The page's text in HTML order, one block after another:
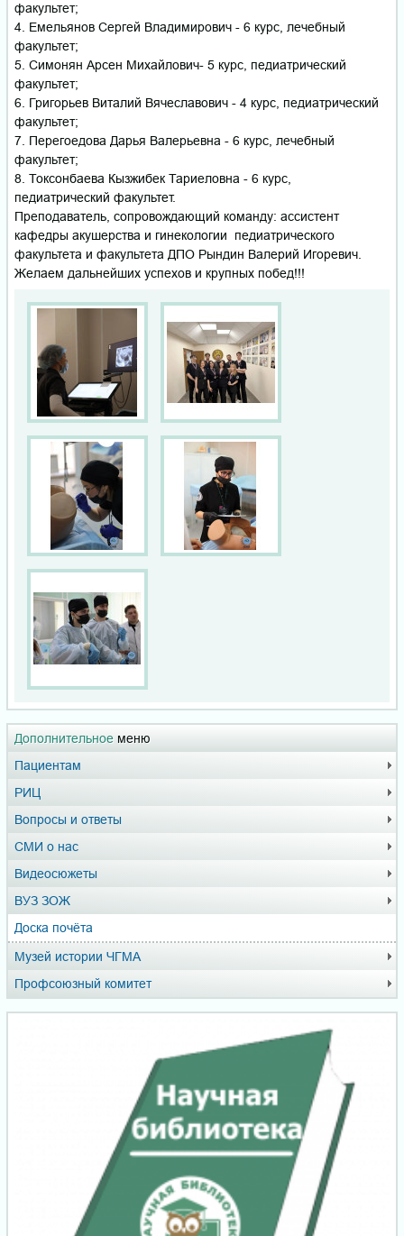
Дополнительное меню
Пациентам
РИЦ
Вопросы и ответы
СМИ о нас
Видеосюжеты
ВУЗ ЗОЖ
Доска почёта
Музей истории ЧГМА
Профсоюзный комитет
факультет;
4. Емельянов Сергей Владимирович - 6 курс, лечебный
факультет;
5. Симонян Арсен Михайлович- 5 курс, педиатрический
факультет;
6. Григорьев Виталий Вячеславович - 4 курс, педиатрический
факультет;
7. Перегоедова Дарья Валерьевна - 6 курс, лечебный
факультет;
8. Токсонбаева Кызжибек Тариеловна - 6 курс,
педиатрический факультет.
Преподаватель, сопровождающий команду: ассистент
кафедры акушерства и гинекологии педиатрического
факультета и факультета ДПО Рындин Валерий Игоревич.
Желаем дальнейших успехов и крупных побед!!!